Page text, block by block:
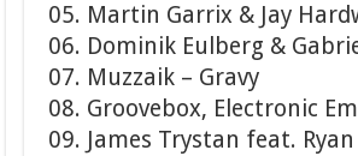
05. Martin Garrix & Jay
06. Dominik Eulberg &
07. Muzzaik – Gravy
08. Groovebox, Electronic
09. James Trystan feat.